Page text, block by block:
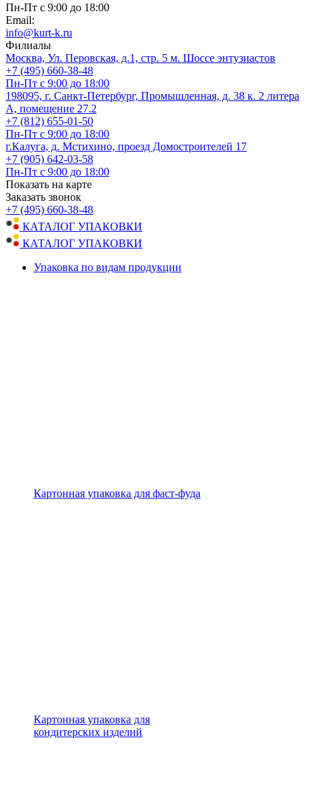
Пн-Пт с 9:00 до 18:00
Email:
info@kurt-k.ru
Филиалы
Москва, Ул. Перовская, д.1, стр. 5 м. Шоссе энтузиастов
+7 (495) 660-38-48
Пн-Пт с 9:00 до 18:00
198095, г. Санкт-Петербург, Промышленная, д. 38 к. 2 литера
А, помещение 27.2
+7 (812) 655-01-50
Пн-Пт с 9:00 до 18:00
г.Калуга, д. Мстихино, проезд Домостроителей 17
+7 (905) 642-03-58
Пн-Пт с 9:00 до 18:00
Показать на карте
Заказать звонок
+7 (495) 660-38-48
КАТАЛОГ УПАКОВКИ
КАТАЛОГ УПАКОВКИ
Упаковка по видам продукции
Картонная упаковка для фаст-фуда
Картонная упаковка для
кондитерских изделий